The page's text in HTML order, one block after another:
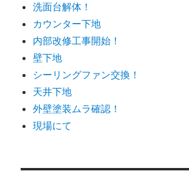
洗面台解体！
カウンター下地
内部改修工事開始！
壁下地
シーリングファン交換！
天井下地
外壁塗装ムラ確認！
現場にて